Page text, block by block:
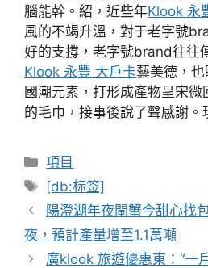
腦能幹。紹，近些年Klook 永
風的不竭升溫，對于老字號
好的支撐，老字號brand往往
Klook 永豐 大戶卡藝美德，
國潮元素，打形成產物呈宋
的毛巾，接事後說了聲感謝。
分
類
項目
標
籤
[db:标签]
陽澄湖年夜閘蟹今甜心找
夜，預計產量增至1.1萬噸
廣klook 旅遊優惠東：“一